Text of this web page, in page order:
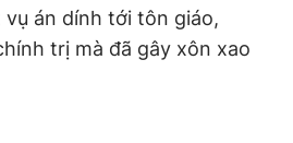
án dính tới tôn giáo,
trị mà đã gây xôn xao